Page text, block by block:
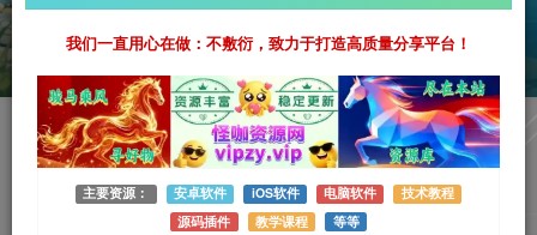
怪咖
已加入本站778天 总消费：0 站点管理员
关注 私信
我们一直用心在做：不敷衍，致力于打造高质量分享平台！
主要资源： 安卓软件 iOS软件 电脑软件
技术教程
源码插件
教学课程 等等